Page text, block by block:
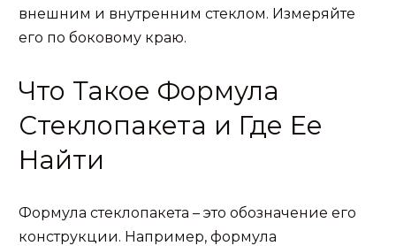
внешним и внутренним стеклом. Измеряйте
его по боковому краю.
Что Такое Формула
Стеклопакета и Где Ее
Найти
Формула стеклопакета – это обозначение его
конструкции. Например, формула